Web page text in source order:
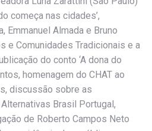
começa nas cidades’,
Emmanuel Almada e Bruno
e Comunidades Tradicionais e a
do conto ‘A dona do
homenagem do CHAT ao
discussão sobre as
Brasil Portugal,
de Roberto Campos Neto